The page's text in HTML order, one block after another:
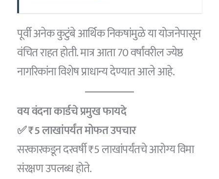
पूर्वी अनेक कुटुंबे आर्थिक निकषांमुळे या योजनेपासून
वंचित राहत होती. मात्र आता 70 वर्षांवरील ज्येष्ठ
नागरिकांना विशेष प्राधान्य देण्यात आले आहे.
वय वंदना कार्डचे प्रमुख फायदे
✅ ₹5 लाखांपर्यंत मोफत उपचार
सरकारकडून दरवर्षी ₹5 लाखांपर्यंतचे आरोग्य विमा
संरक्षण उपलब्ध होते.